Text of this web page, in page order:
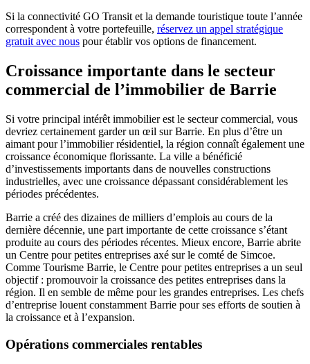
Si la connectivité GO Transit et la demande touristique toute l’année
correspondent à votre portefeuille, réservez un appel stratégique
gratuit avec nous pour établir vos options de financement.
Croissance importante dans le secteur
commercial de l’immobilier de Barrie
Si votre principal intérêt immobilier est le secteur commercial, vous
devriez certainement garder un œil sur Barrie. En plus d’être un
aimant pour l’immobilier résidentiel, la région connaît également une
croissance économique florissante. La ville a bénéficié
d’investissements importants dans de nouvelles constructions
industrielles, avec une croissance dépassant considérablement les
périodes précédentes.
Barrie a créé des dizaines de milliers d’emplois au cours de la
dernière décennie, une part importante de cette croissance s’étant
produite au cours des périodes récentes. Mieux encore, Barrie abrite
un Centre pour petites entreprises axé sur le comté de Simcoe.
Comme Tourisme Barrie, le Centre pour petites entreprises a un seul
objectif : promouvoir la croissance des petites entreprises dans la
région. Il en semble de même pour les grandes entreprises. Les chefs
d’entreprise louent constamment Barrie pour ses efforts de soutien à
la croissance et à l’expansion.
Opérations commerciales rentables